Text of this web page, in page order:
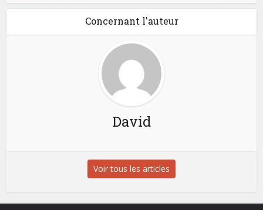
Concernant l'auteur
David
Voir tous les articles